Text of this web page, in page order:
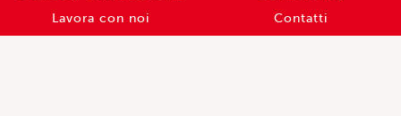
Lavora con noi
Contatti